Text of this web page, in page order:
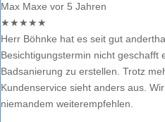
Max Maxe vor 5 Jahren
★★★★★
Herr Böhnke hat es seit gut
Besichtigungstermin nicht geschafft
Badsanierung zu erstellen. Trotz
Kundenservice sieht anders aus.
niemandem weiterempfehlen.